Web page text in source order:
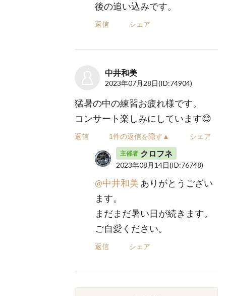
後の追い込みです。
返信 シェア
中井和美
2023年07月28日(ID:74904)
猛暑の中の練習お疲れ様です。
コンサート楽しみにしています😊
返信 1件の返信を隠す▲ シェア
主催者 クロフネ
2023年08月14日(ID:76748)
@中井和美 ありがとうござい
ます。
まだまだ暑い日が続きます。
ご自愛ください。
返信 シェア